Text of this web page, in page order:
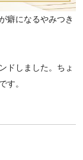
癖になるやみつき
ドしました。ちょ
す。